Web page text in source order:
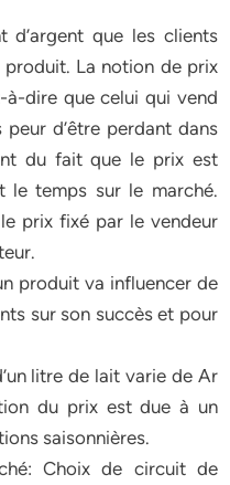
d’argent que les clients
La notion de prix
à-dire que celui qui vend
d’être perdant dans
du fait que le prix est
temps sur le marché.
prix fixé par le vendeur
produit va influencer de
sur son succès et pour
litre de lait varie de Ar
du prix est due à un
saisonnières.
Choix de circuit de